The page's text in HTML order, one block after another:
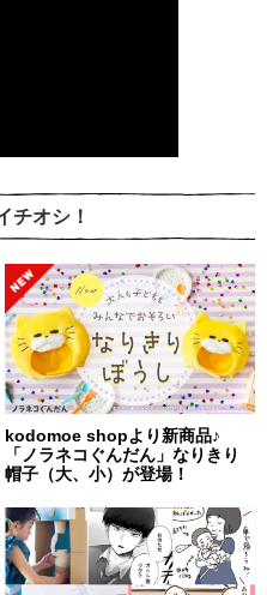
チオシ！
kodomoe shopより新商品♪
「ノラネコぐんだん」なりきり
帽子（大、小）が登場！